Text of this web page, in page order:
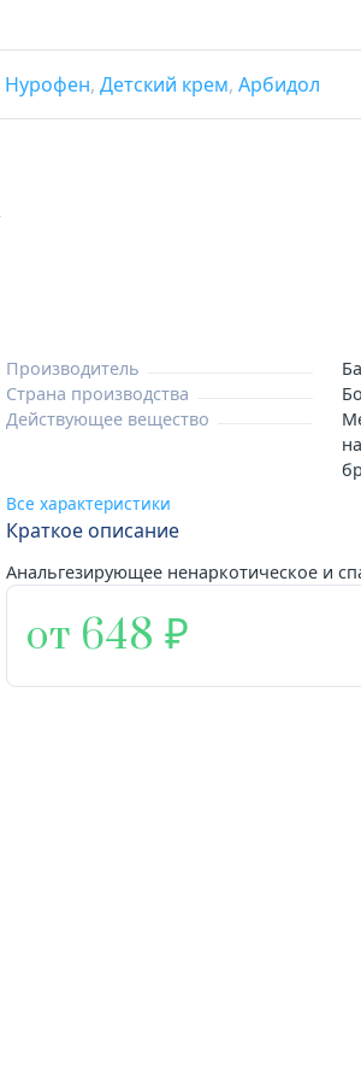
Нурофен, Детский крем, Арбидол
Производитель
Страна производства
Действующее вещество
Все характеристики
Краткое описание
Анальгезирующее ненаркотическое и
от 648